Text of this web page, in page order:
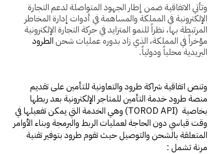
وتأتي الاتفاقية ضمن إطار الجهود المتواصلة لدعم التجارة
الإلكترونية في المملكة والمساهمة في أدوات إدارة المخاطر
المرتبطة بها، نظراً للنمو المتزايد في حركة التجارة الإلكترونية
مؤخراً في المملكة، الذي زاد بدوره عمليات شحنالطرود
البريدية محلياً ودولياً.
وتنص اتفاقية شراكة طرود والتعاونية للتأمين على تقديم
منصة طرود خدمة التأمين للمتاجر الإلكترونية بعد ربطها
بخاصية (TOROD API) وهي الخدمة التي يمكن تفعيلها في
وقت قياسي دون الحاجة لعمليات الربط والبرمجة وبناء الأوامر
المتعلقة بالشحن والتوصيل حيث تقوم طرود بتوفير تقنية
مرنة تشمل :